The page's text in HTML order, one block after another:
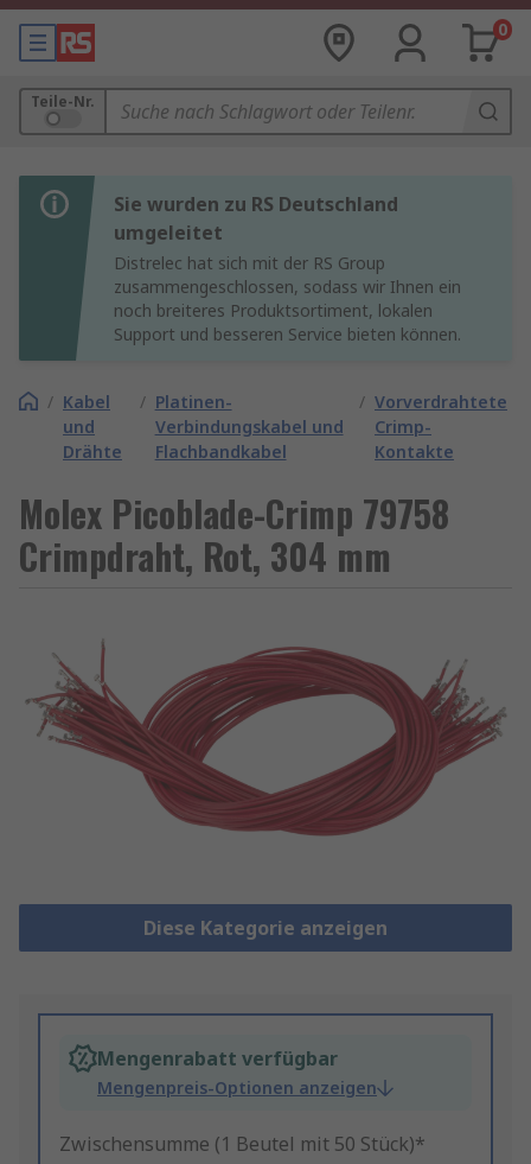
0
Teile-Nr.
Sie wurden zu RS Deutschland
umgeleitet
Distrelec hat sich mit der RS Group
zusammengeschlossen, sodass wir Ihnen ein
noch breiteres Produktsortiment, lokalen
Support und besseren Service bieten können.
/ Kabel
und
Drähte
/ Platinen-
Verbindungskabel und
Flachbandkabel
/ Vorverdrahtete
Crimp-
Kontakte
Molex Picoblade-Crimp 79758
Crimpdraht, Rot, 304 mm
Diese Kategorie anzeigen
Mengenrabatt verfügbar
Mengenpreis-Optionen anzeigen
Zwischensumme (1 Beutel mit 50 Stück)*